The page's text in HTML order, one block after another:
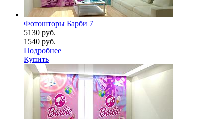
Фотошторы Барби 7
5130 руб.
1540 руб.
Подробнее
Купить